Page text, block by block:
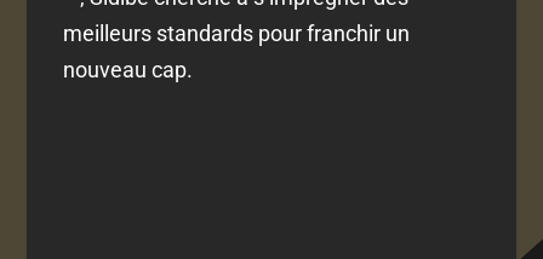
meilleurs standards pour franchir un
nouveau cap.